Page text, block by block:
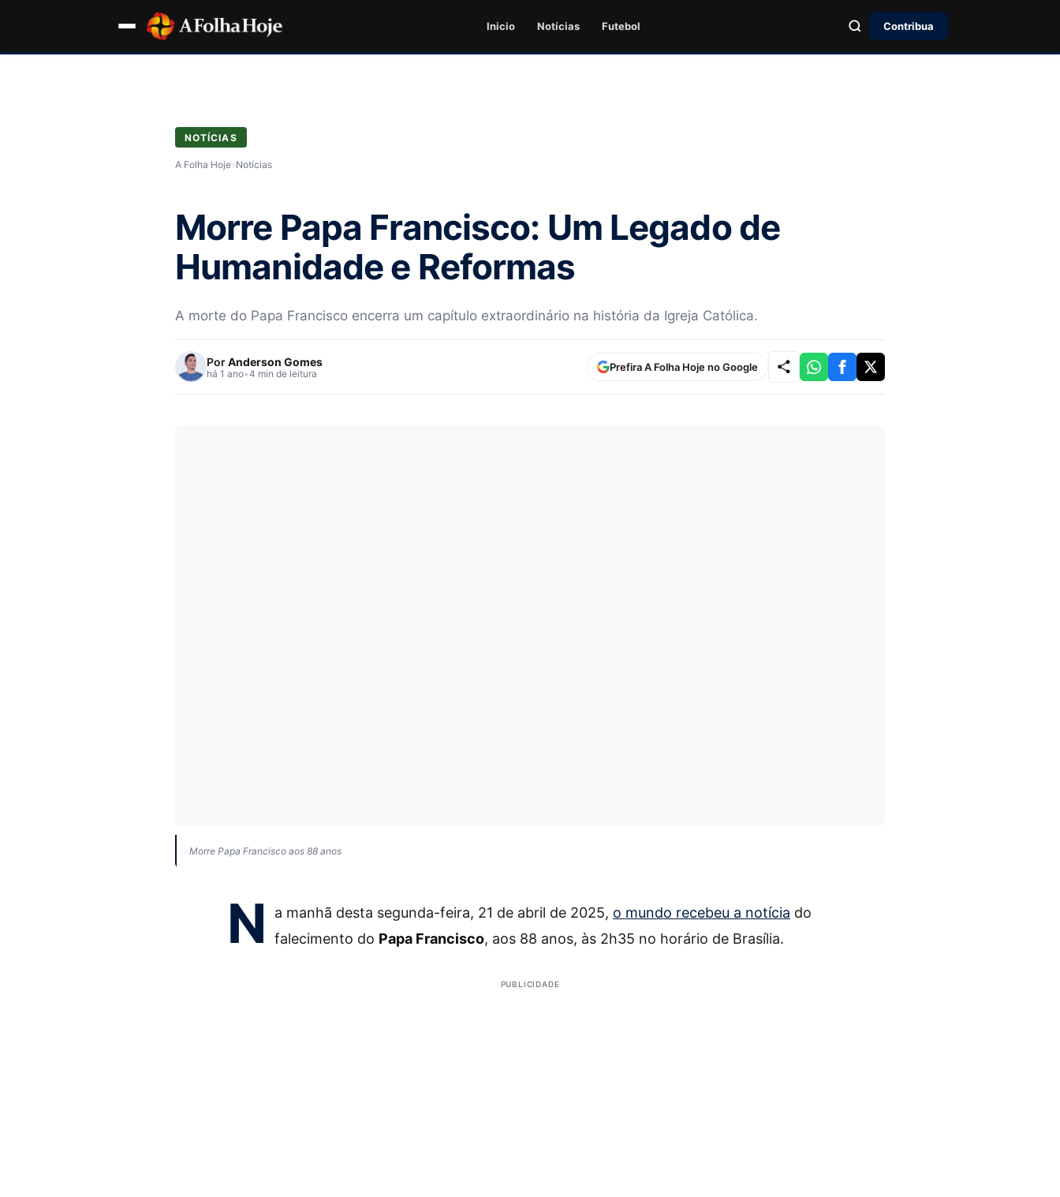
Inicio Notícias Futebol Contribua
NOTÍCIAS
A Folha Hoje› Notícias
Morre Papa Francisco: Um Legado de
Humanidade e Reformas
A morte do Papa Francisco encerra um capítulo extraordinário na história da Igreja Católica.
PorAnderson Gomes
há 1 ano•4 min de leitura
Prefira A Folha Hoje no Google
Morre Papa Francisco aos 88 anos
N a manhã desta segunda-feira, 21 de abril de 2025, o mundo recebeu a notícia do
falecimento do Papa Francisco, aos 88 anos, às 2h35 no horário de Brasília.
PUBLICIDADE